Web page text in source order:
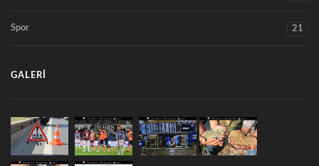
Spor 21
GALERI